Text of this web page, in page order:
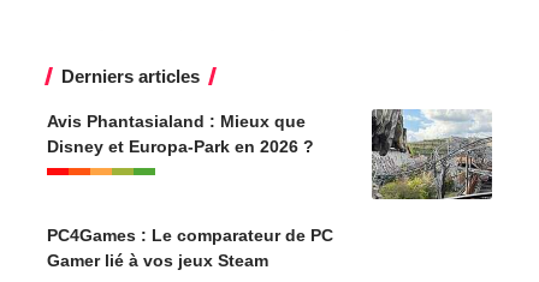
Derniers articles
Avis Phantasialand : Mieux que
Disney et Europa-Park en 2026 ?
PC4Games : Le comparateur de PC
Gamer lié à vos jeux Steam